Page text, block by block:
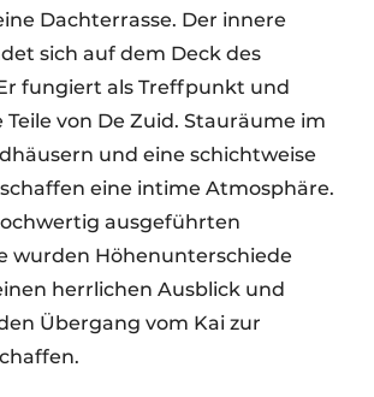
Dachterrasse. Der innere
sich auf dem Deck des
fungiert als Treffpunkt und
von De Zuid. Stauräume im
und eine schichtweise
eine intime Atmosphäre.
ausgeführten
wurden Höhenunterschiede
herrlichen Ausblick und
Übergang vom Kai zur